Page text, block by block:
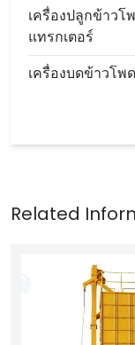
เครื่องปลูกข้าวโ
แทรกเตอร์
เครื่องบดข้าวโพ